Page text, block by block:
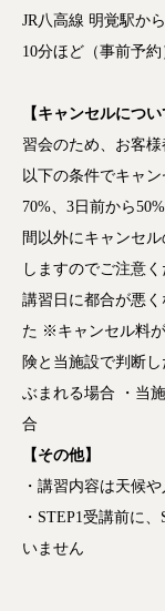
JR八高線 明覚駅か
10分ほど（事前予約
【キャンセルについ
習会のため、お客
以下の条件でキャ
70%、3日前から
間以外にキャンセ
しますのでご注意
講習日に都合が悪
た ※キャンセル料
険と当施設で判断
ぶまれる場合 ・当
合
【その他】
・講習内容は天候
・STEP1受講前に
いません